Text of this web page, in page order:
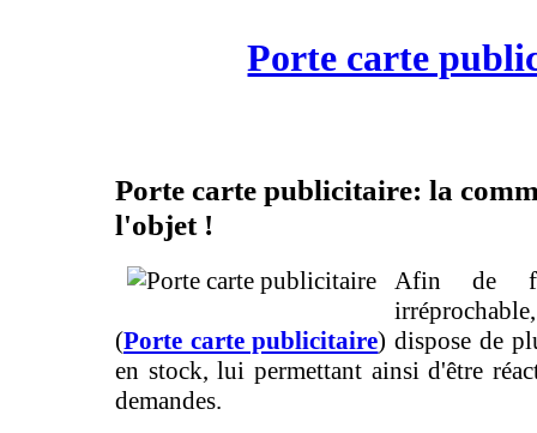
Porte carte
Porte carte publicitaire: la
l'objet !
Afin de
(Porte carte publicitaire) dispose de
en stock, lui permettant ainsi d'être
demandes.